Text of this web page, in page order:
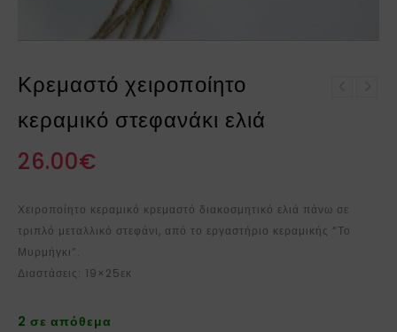
Κρεμαστό χειροποίητο
κεραμικό στεφανάκι ελιά
26.00€
Χειροποίητο κεραμικό κρεμαστό διακοσμητικό ελιά πάνω σε
τριπλό μεταλλικό στεφάνι, από το εργαστήριο κεραμικής “Το
Μυρμήγκι”.
Διαστάσεις: 19×25εκ
2 σε απόθεμα